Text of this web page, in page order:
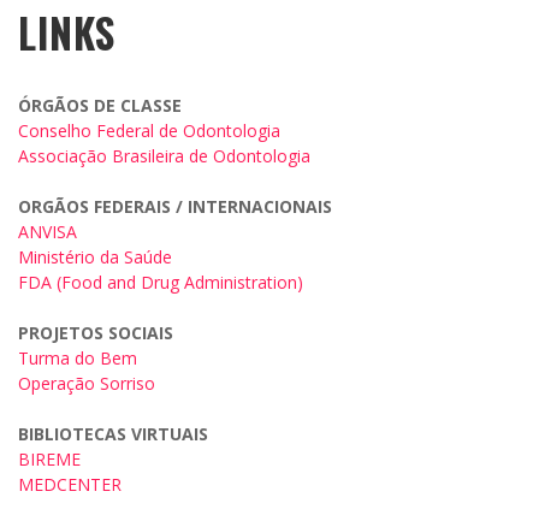
LINKS
ÓRGÃOS DE CLASSE
Conselho Federal de Odontologia
Associação Brasileira de Odontologia
ORGÃOS FEDERAIS / INTERNACIONAIS
ANVISA
Ministério da Saúde
FDA (Food and Drug Administration)
PROJETOS SOCIAIS
Turma do Bem
Operação Sorriso
BIBLIOTECAS VIRTUAIS
BIREME
MEDCENTER